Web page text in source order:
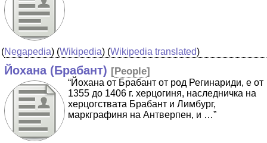
(Negapedia) (Wikipedia) (Wikipedia translated)
Йохана (Брабант) [People]
“Йохана от Брабант от род Регинариди, е от
1355 до 1406 г. херцогиня, наследничка на
херцогствата Брабант и Лимбург,
маркграфиня на Антверпен, и …”